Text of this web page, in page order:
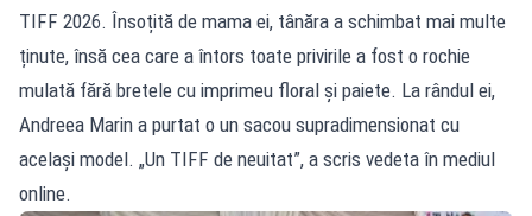
TIFF 2026. Însoțită de mama ei, tânăra a schimbat mai multe
ținute, însă cea care a întors toate privirile a fost o rochie
mulată fără bretele cu imprimeu floral și paiete. La rândul ei,
Andreea Marin a purtat o un sacou supradimensionat cu
același model. „Un TIFF de neuitat”, a scris vedeta în mediul
online.